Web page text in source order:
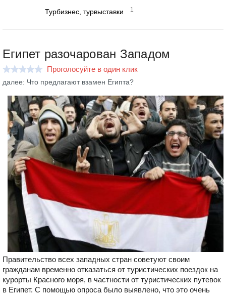
Турбизнес, турвыставки 1
Египет разочарован Западом
Проголосуйте в один клик
далее: Что предлагают взамен Египта?
Правительство всех западных стран советуют своим
гражданам временно отказаться от туристических поездок на
курорты Красного моря, в частности от туристических путевок
в Египет. С помощью опроса было выявлено, что это очень